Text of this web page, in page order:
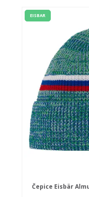
EISBAR
Čepice Eisbär